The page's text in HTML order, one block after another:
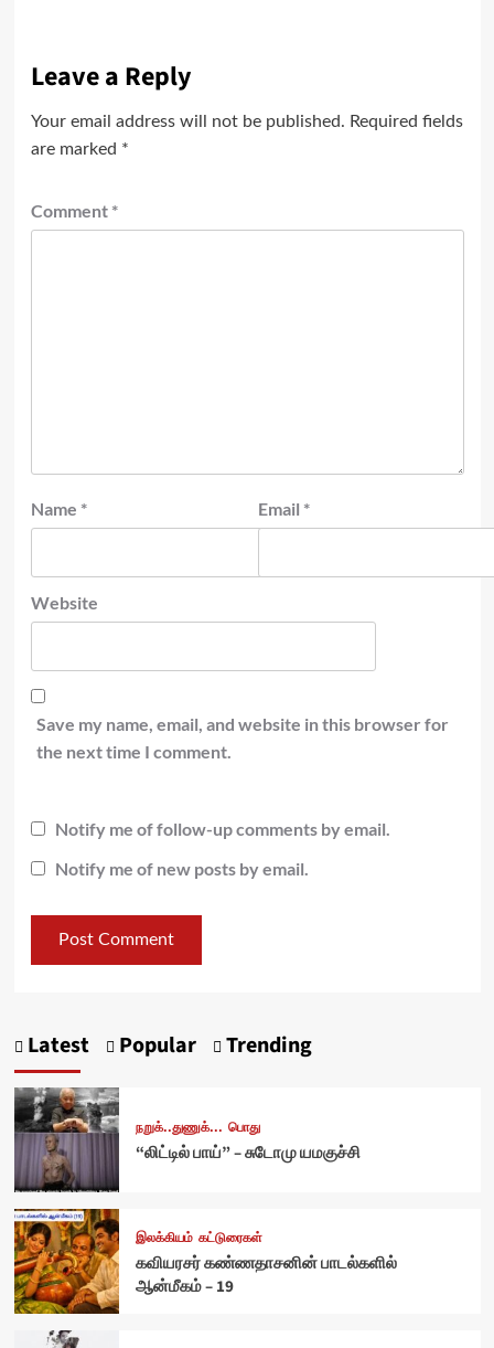
Leave a Reply
Your email address will not be published. Required fields
are marked *
Comment *
Name * Email *
Website
Save my name, email, and website in this browser for
the next time I comment.
Notify me of follow-up comments by email.
Notify me of new posts by email.
Latest Popular Trending
நறுக்..துணுக்... பொது
“லிட்டில் பாய்” – சுடோமு யமகுச்சி
இலக்கியம் கட்டுரைகள்
கவியரசர் கண்ணதாசனின் பாடல்களில்
ஆன்மீகம் – 19